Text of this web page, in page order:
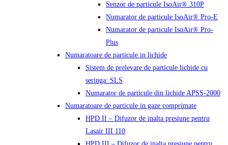
Senzor de particule IsoAir® 310P
Numarator de particule IsoAir® Pro-E
Numarator de particule IsoAir® Pro-
Plus
Numaratoare de particule in lichide
Sistem de prelevare de particule lichide cu
seringa: SLS
Numarator de particule din lichide APSS-2000
Numaratoare de particule in gaze comprimate
HPD II – Difuzor de inalta presiune pentru
Lasair III 110